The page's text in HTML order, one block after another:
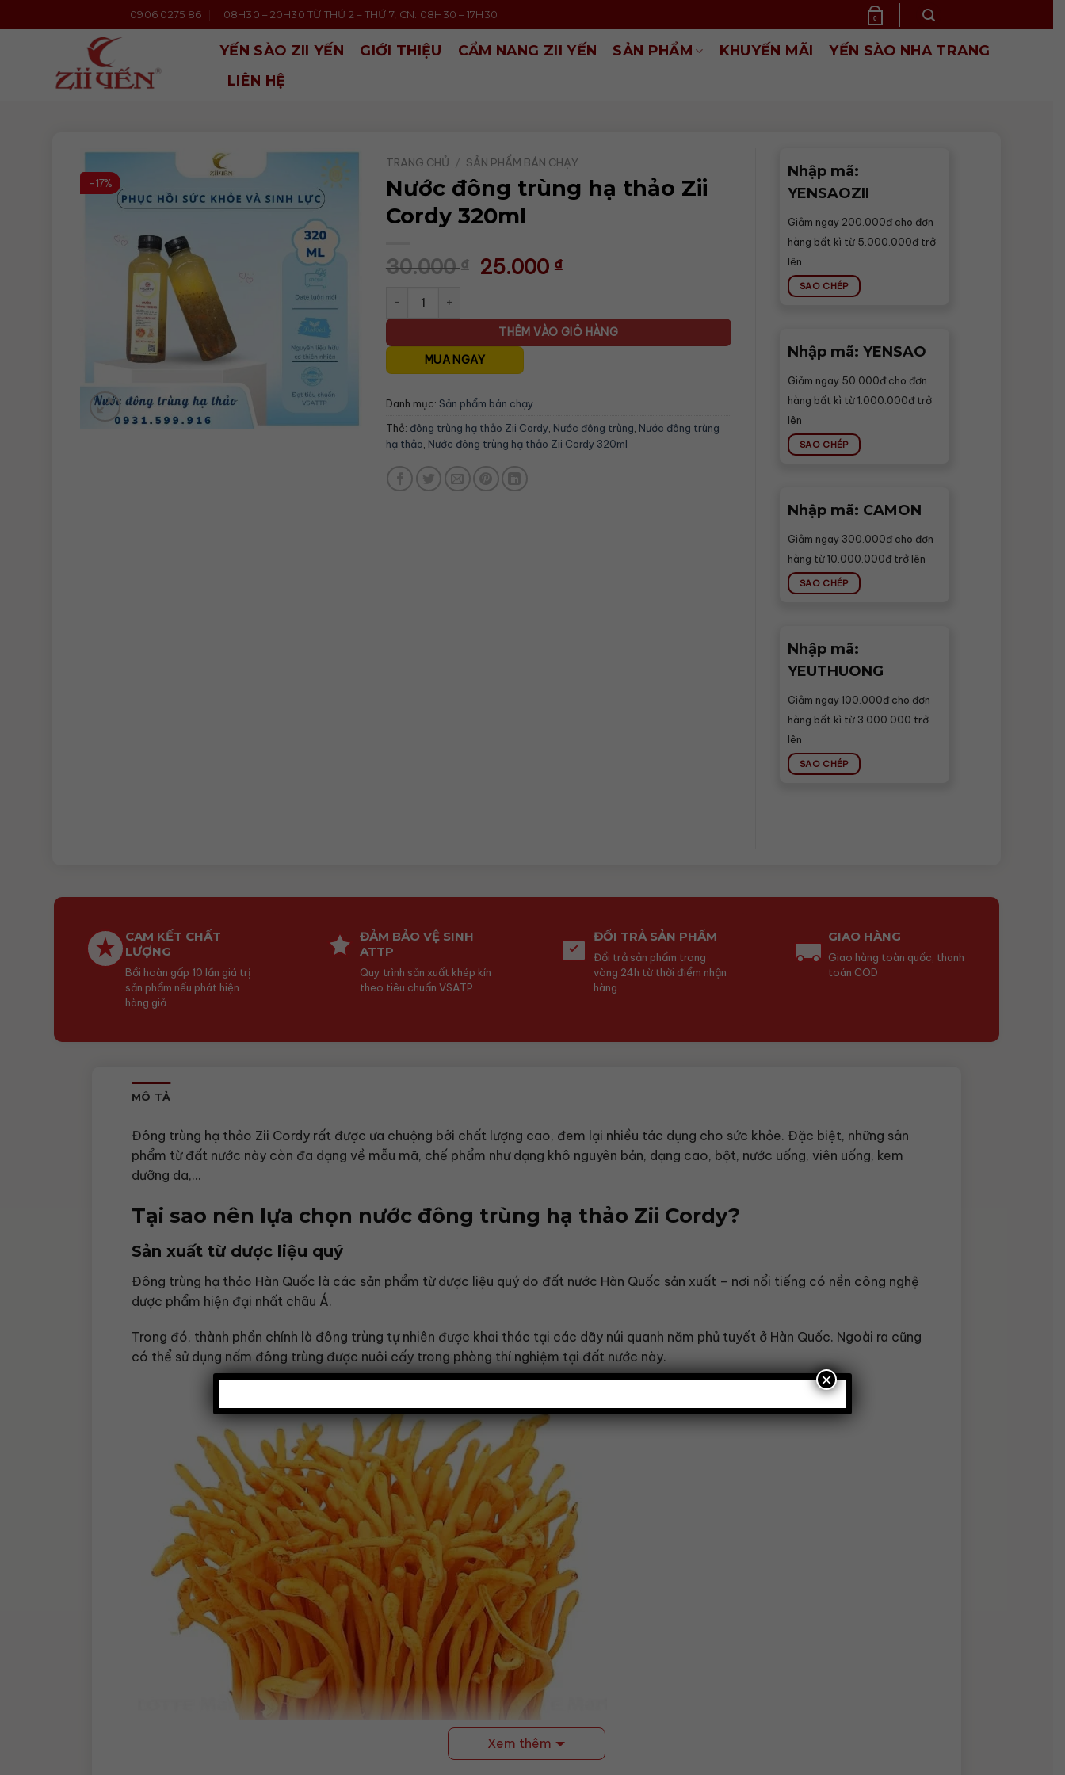
qua
0906 0275 86 08H30 – 20H30 TỪ THỨ 2 – THỨ 7, CN: 08H30 – 17H30 0
YẾN SÀO ZII YẾN GIỚI THIỆU CẨM NANG ZII YẾN SẢN PHẨM KHUYẾN MÃI
YẾN SÀO NHA TRANG
LIÊN HỆ
-17%
TRANG CHỦ / SẢN PHẨM BÁN CHẠY
Nước đông trùng hạ thảo Zii
Cordy 320ml
30.000₫
Giá
30.000 ₫.
25.000 ₫Giá
là:
25.000 ₫.
Nước đông trùng hạ thảo Zii Cordy 320ml số lượng
THÊM VÀO GIỎ HÀNG
MUA NGAY
Danh mục: Sản phẩm bán chạy
Thẻ: đông trùng hạ thảo Zii Cordy, Nước đông trùng Nước đông trùng
hạ thảo Nước đông trùng hạ thảo Zii Cordy 320ml
Nhập mã:
YENSAOZII
Giảm ngay 200.000đ cho đơn
hàng bất kì từ 5.000.000đ trở
lên
SAO CHÉP
Nhập mã: YENSAO
Giảm ngay 50.000đ cho đơn
hàng bất kì từ 1.000.000đ trở
lên
SAO CHÉP
Nhập mã: CAMON
Giảm ngay 300.000đ cho đơn
hàng từ 10.000.000đ trở lên
SAO CHÉP
Nhập mã:
YEUTHUONG
Giảm ngay 100.000đ cho đơn
hàng bất kì từ 3.000.000 trở
lên
SAO CHÉP
CAM KẾT CHẤT
LƯỢNG
Bồi hoàn gấp 10 lần giá trị
sản phẩm nếu phát hiện
hàng giả.
ĐẢM BẢO VỆ SINH
ATTP
Quy trình sản xuất khép kín
theo tiêu chuẩn VSATP
ĐỔI TRẢ SẢN PHẨM
Đổi trả sản phẩm trong
vòng 24h từ thời điểm nhận
hàng
GIAO HÀNG
Giao hàng toàn quốc, thanh
toán COD
MÔ TẢ
Đông trùng hạ thảo Zii Cordy rất được ưa chuộng bởi chất lượng cao, đem lại nhiều tác dụng cho sức khỏe. Đặc biệt, những sản
phẩm từ đất nước này còn đa dạng về mẫu mã, chế phẩm như dạng khô nguyên bản, dạng cao, bột, nước uống, viên uống, kem
dưỡng da,…
Tại sao nên lựa chọn nước đông trùng hạ thảo Zii Cordy?
Sản xuất từ dược liệu quý
Đông trùng hạ thảo Hàn Quốc là các sản phẩm từ dược liệu quý do đất nước Hàn Quốc sản xuất – nơi nổi tiếng có nền công nghệ
dược phẩm hiện đại nhất châu Á.
Trong đó, thành phần chính là đông trùng tự nhiên được khai thác tại các dãy núi quanh năm phủ tuyết ở Hàn Quốc. Ngoài ra cũng
có thể sử dụng nấm đông trùng được nuôi cấy trong phòng thí nghiệm tại đất nước này.
Xem thêm
×